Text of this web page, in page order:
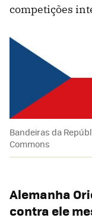
competições
Bandeiras da
Commons
Alemanha
contra ele